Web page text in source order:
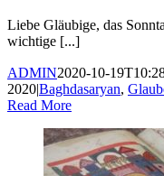
Liebe Gläubige, das
wichtige [...]
ADMIN2020-10-
2020|Baghdasaryan,
Read More